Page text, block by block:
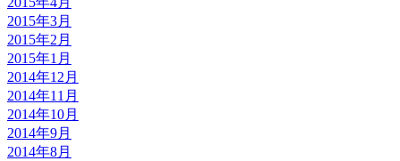
2015年3月
2015年2月
2015年1月
2014年12月
2014年11月
2014年10月
2014年9月
2014年8月